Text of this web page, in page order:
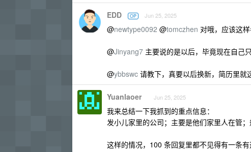
EDD OP Jun 25, 2025
@newtype0092 @tomczhen 对哦，应该这
@Jinyang7 主要说的是以后，毕竟现在自己
@ybbswc 请教下，真要以后换新，简历里就
Yuanlaoer Jun 25, 2025
我来总结一下我抓到的重点信息：
发小儿家里的公司；主要是他们家里人在管
这样的情况，100 条回复里都不见得有一条